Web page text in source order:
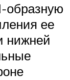
образную
ее
нижней